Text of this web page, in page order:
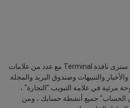
في الجزء السفلي من الشاشة ، سترى نافذة Terminal مع عدد من علامات
والتنبيهات وصندوق البريد والمجلة.
مرئية في علامة التبويب "التجارة" ،
الحساب" جميع أنشطة حسابك ، ومن